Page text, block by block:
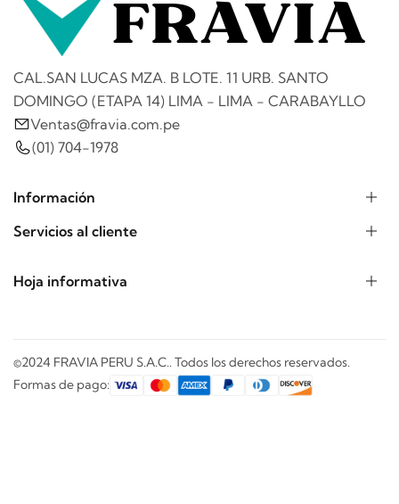
CAL.SAN LUCAS MZA. B LOTE. 11 URB. SANTO
DOMINGO (ETAPA 14) LIMA - LIMA - CARABAYLLO
Ventas@fravia.com.pe
(01) 704-1978
Información
Servicios al cliente
Hoja informativa
©2024 FRAVIA PERU S.A.C.. Todos los derechos reservados.
Formas de pago: